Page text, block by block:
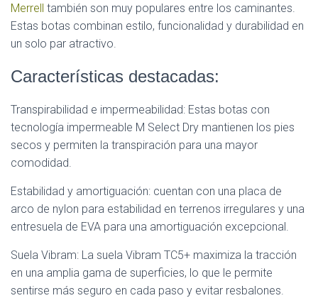
Merrell también son muy populares entre los caminantes.
Estas botas combinan estilo, funcionalidad y durabilidad en
un solo par atractivo.
Características destacadas:
Transpirabilidad e impermeabilidad: Estas botas con
tecnología impermeable M Select Dry mantienen los pies
secos y permiten la transpiración para una mayor
comodidad.
Estabilidad y amortiguación: cuentan con una placa de
arco de nylon para estabilidad en terrenos irregulares y una
entresuela de EVA para una amortiguación excepcional.
Suela Vibram: La suela Vibram TC5+ maximiza la tracción
en una amplia gama de superficies, lo que le permite
sentirse más seguro en cada paso y evitar resbalones.